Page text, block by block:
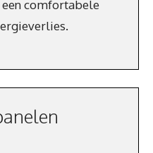
comfortabele